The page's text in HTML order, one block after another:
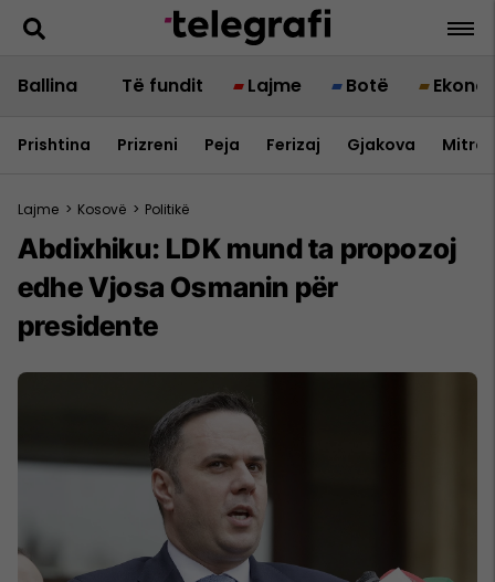
Ballina Të fundit Lajme Botë
Prishtina Prizreni Peja Ferizaj Gjakova
Lajme > Kosovë > Politikë
Abdixhiku: LDK mund ta propozoj
edhe Vjosa Osmanin për
presidente